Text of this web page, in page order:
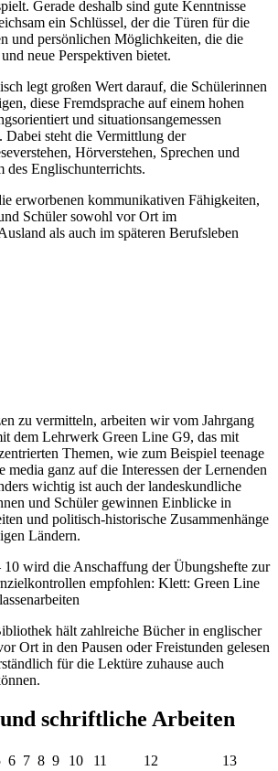
Gerade deshalb sind gute Kenntnisse
ein Schlüssel, der die Türen für die
und persönlichen Möglichkeiten, die die
neue Perspektiven bietet.
legt großen Wert darauf, die Schülerinnen
diese Fremdsprache auf einem hohen
und situationsangemessen
Dabei steht die Vermittlung der
Hörverstehen, Sprechen und
des Englischunterrichts.
erworbenen kommunikativen Fähigkeiten,
Schüler sowohl vor Ort im
als auch im späteren Berufsleben
zu vermitteln, arbeiten wir vom Jahrgang
dem Lehrwerk Green Line G9, das mit
Themen, wie zum Beispiel teenage
media ganz auf die Interessen der Lernenden
wichtig ist auch der landeskundliche
und Schüler gewinnen Einblicke in
und politisch-historische Zusammenhänge
Ländern.
10 wird die Anschaffung der Übungshefte zur
empfohlen: Klett: Green Line
hält zahlreiche Bücher in englischer
Ort in den Pausen oder Freistunden gelesen
für die Lektüre zuhause auch
schriftliche Arbeiten
6 7 8 9 10 11 12
13